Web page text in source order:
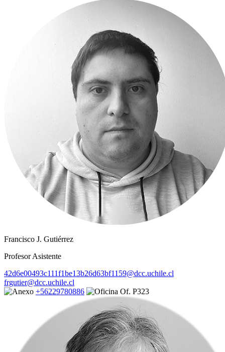
Francisco J. Gutiérrez
Profesor Asistente
42d6e00493c111f1be13b26d63bf1159@dcc.uchile.cl
frgutier@dcc.uchile.cl
+56229780886
Of. P323